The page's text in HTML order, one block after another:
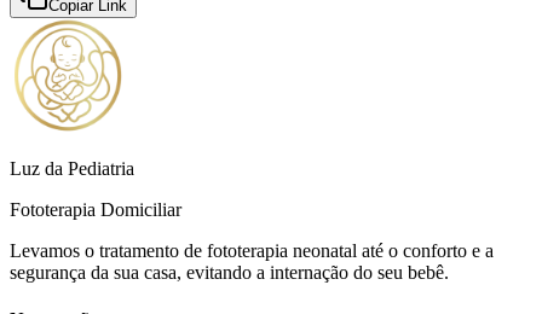
Copiar Link
Luz da Pediatria
Fototerapia Domiciliar
Levamos o tratamento de fototerapia neonatal até o conforto e a
segurança da sua casa, evitando a internação do seu bebê.